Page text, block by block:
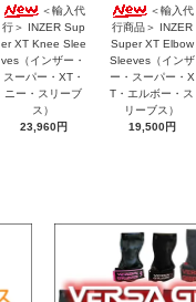
＜輸入代
行＞ INZER Sup
er XT Knee Slee
ves（インザー・
スーパー・XT・
ニー・スリーブ
ス）
23,960円
＜輸入代
行商品＞ INZER
Super XT Elbow
Sleeves（インザ
ー・スーパー・X
T・エルボー・ス
リーブス）
19,500円